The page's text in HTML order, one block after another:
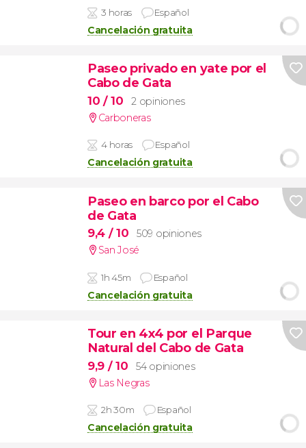
3 horas Español
Cancelación gratuita
Paseo privado en yate por el
Cabo de Gata
10 / 10
2 opiniones
Carboneras
4 horas Español
Cancelación gratuita
Paseo en barco por el Cabo
de Gata
9,4 / 10
509 opiniones
San José
1h 45m Español
Cancelación gratuita
Tour en 4x4 por el Parque
Natural del Cabo de Gata
9,9 / 10
54 opiniones
Las Negras
2h 30m Español
Cancelación gratuita